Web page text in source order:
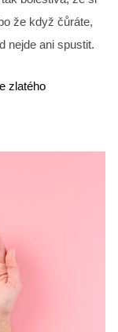
že když čůráte,
nejde ani spustit.
zlatého